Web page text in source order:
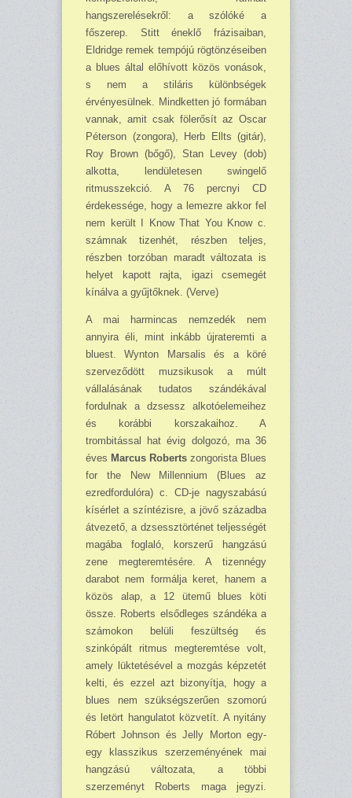
hangszerelésekről: a szólóké a
főszerep. Stitt éneklő frázisaiban,
Eldridge remek tempójú rögtönzéseiben
a blues által előhívott közös vonások,
s nem a stiláris különbségek
érvényesülnek. Mindketten jó for­mában
vannak, amit csak fölerősít az Oscar
Péterson (zongora), Herb Ellts (gitár),
Roy Brown (bőgő), Stan Levey (dob)
alkotta, lendületesen swingelő
ritmusszekció. A 76 percnyi CD
érdekessége, hogy a lemezre akkor fel
nem került I Know That You Know c.
számnak tizen­hét, részben teljes,
részben torzóban maradt változata is
helyet kapott rajta, igazi csemegét
kínálva a gyűjtőknek. (Verve)
A mai harmincas nemzedék nem
annyira éli, mint inkább újrateremti a
bluest. Wynton Marsalis és a köré
szerveződött muzsikusok a múlt
vállalásának tudatos szándékával
fordul­nak a dzsessz alkotóelemeihez
és korábbi korszakaihoz. A
trombitással hat évig dolgozó, ma 36
éves Marcus Roberts zongorista Blues
for the New Millennium (Blues az
ezredfordulóra) c. CD-je nagyszabású
kísérlet a színtézisre, a jövő századba
átvezető, a dzsessztörténet teljességét
magába foglaló, korszerű hangzású
zene megteremtésére. A tizennégy
darabot nem for­málja keret, hanem a
közös alap, a 12 ütemű blues köti
össze. Roberts elsődleges szándéka a
számokon belüli feszültség és
szinkópált ritmus megteremtése volt,
amely lüktetésével a moz­gás képzetét
kelti, és ezzel azt bizonyítja, hogy a
blues nem szükségszerűen szomorú
és letört hangulatot közvetít. A nyitány
Róbert Johnson és Jelly Morton egy-
egy klasszikus szerzeményének mai
hangzású változata, a többi
szerzeményt Roberts maga jegyzi.